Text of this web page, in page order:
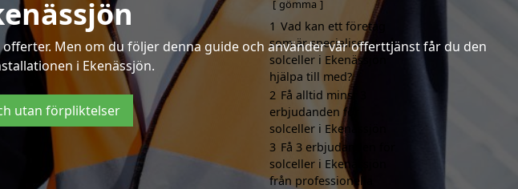
Men om du följer denna guide och använder vår offerttjänst får du den
i Ekenässjön.
utan förpliktelser
gömma
1 Vad kan ett företag
som är specialiserat på
solceller i Ekenässjön
hjälpa till med?
2 Få alltid minst 3
erbjudanden för
solceller i Ekenässjön
3 Få 3 erbjudanden för
solceller i Ekenässjön
från professionella